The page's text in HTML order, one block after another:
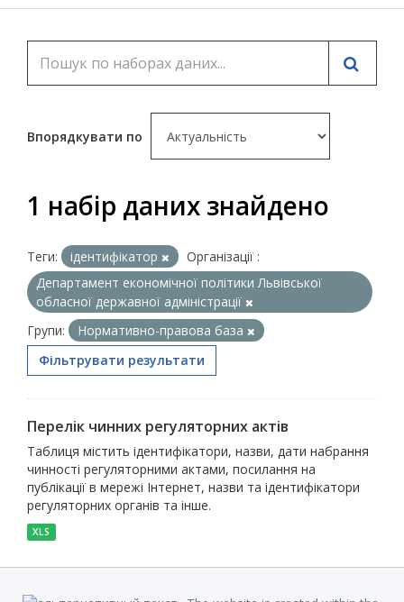
Впорядкувати по
1 набір даних знайдено
Теги: ідентифікатор
Організації :
Департамент економічної політики Львівської
обласної державної адміністрації
Групи:
Нормативно-правова база
Фільтрувати результати
Перелік чинних регуляторних актів
Таблиця містить ідентифікатори, назви, дати набрання
чинності регуляторними актами, посилання на
публікації в мережі Інтернет, назви та ідентифікатори
регуляторних органів та інше.
XLS